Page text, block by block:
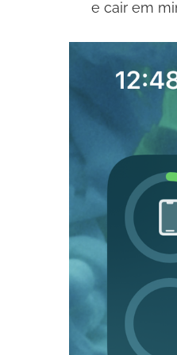
e cair em